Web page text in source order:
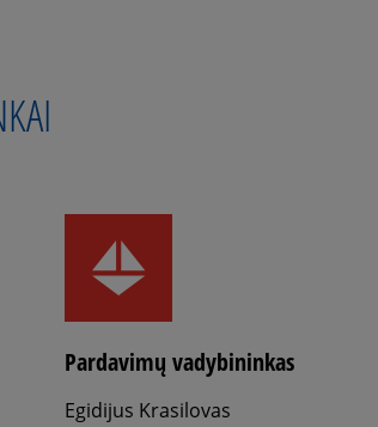
Pardavimų vadybininkas
Egidijus Krasilovas